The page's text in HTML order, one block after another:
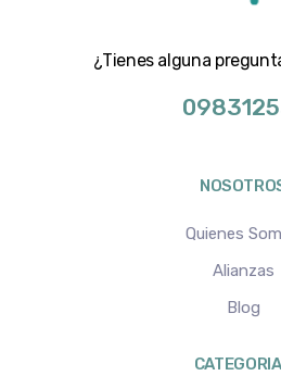
¿Tienes alguna
Quienes
Alianzas
Blog